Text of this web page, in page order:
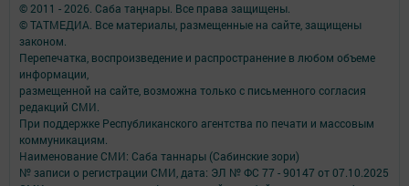
© 2011 - 2026. Саба таңнары. Все права защищены.
© ТАТМЕДИА. Все материалы, размещенные на сайте, защищены
законом.
Перепечатка, воспроизведение и распространение в любом объеме
информации,
размещенной на сайте, возможна только с письменного согласия
редакций СМИ.
При поддержке Республиканского агентства по печати и массовым
коммуникациям.
Наименование СМИ: Саба таннары (Сабинские зори)
№ записи о регистрации СМИ, дата: ЭЛ № ФС 77 - 90147 от 07.10.2025